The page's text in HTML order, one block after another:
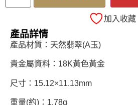
加入收藏
產品詳情
產品材質：天然翡翠(A玉)
貴金屬資料：18K黃色黃金
尺寸：15.12×11.13mm
重量(約)：1.78g